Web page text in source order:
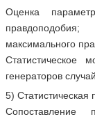
Оценка
максимального
Статистическое
генераторов
5) Статистическая
Сопоставление